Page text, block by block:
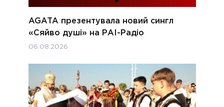
AGATA презентувала новий сингл
«Сяйво душі» на РАІ-Радіо
06.08.2026